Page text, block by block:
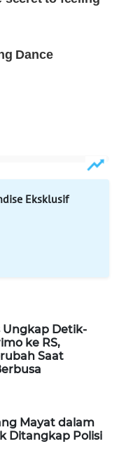
Eksklusif
Ungkap Detik-
ke RS,
Saat
Mayat dalam
Ditangkap Polisi